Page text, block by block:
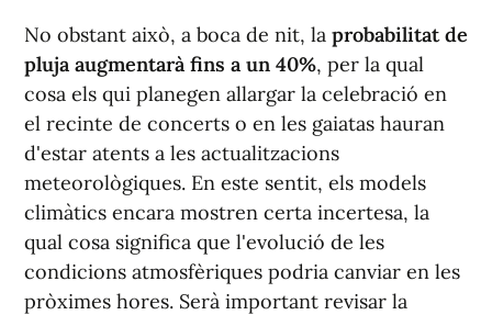
No obstant això, a boca de nit, la probabilitat de
pluja augmentarà fins a un 40%, per la qual
cosa els qui planegen allargar la celebració en
el recinte de concerts o en les gaiatas hauran
d'estar atents a les actualitzacions
meteorològiques. En este sentit, els models
climàtics encara mostren certa incertesa, la
qual cosa significa que l'evolució de les
condicions atmosfèriques podria canviar en les
pròximes hores. Serà important revisar la